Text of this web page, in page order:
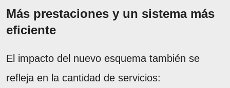
Más prestaciones y un sistema más
eficiente
El impacto del nuevo esquema también se
refleja en la cantidad de servicios: